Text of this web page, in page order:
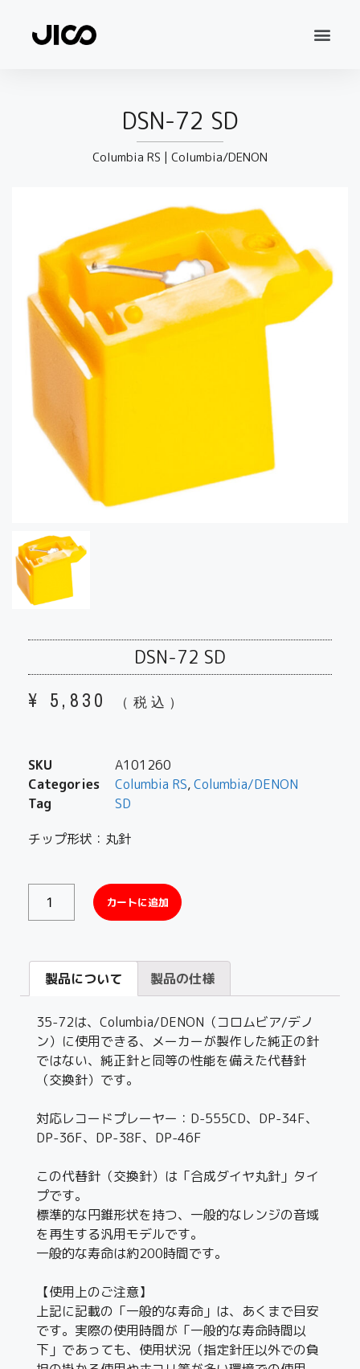
DSN-72 SD
Columbia RS | Columbia/DENON
DSN-72 SD
¥ 5,830 （税込）
SKU
A101260
Categories
Columbia RS,Columbia/DENON
Tag
SD
チップ形状：丸針
カートに追加
製品について 製品の仕様
35-72は、Columbia/DENON（コロムビア/デノ
ン）に使用できる、メーカーが製作した純正の針
ではない、純正針と同等の性能を備えた代替針
（交換針）です。
対応レコードプレーヤー：D-555CD、DP-34F、
DP-36F、DP-38F、DP-46F
この代替針（交換針）は「合成ダイヤ丸針」タイ
プです。
標準的な円錐形状を持つ、一般的なレンジの音域
を再生する汎用モデルです。
一般的な寿命は約200時間です。
【使用上のご注意】
上記に記載の「一般的な寿命」は、あくまで目安
です。実際の使用時間が「一般的な寿命時間以
下」であっても、使用状況（指定針圧以外での負